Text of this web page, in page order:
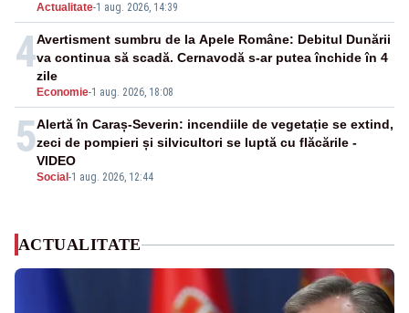
Actualitate-1 aug. 2026, 14:39
4
Economie-1 aug. 2026, 18:08
Avertisment sumbru de la Apele Române: Debitul Dunării
va continua să scadă. Cernavodă s-ar putea închide în 4
zile
5
Social -1 aug. 2026, 12:44
Alertă în Caraș-Severin: incendiile de vegetație se extind,
zeci de pompieri și silvicultori se luptă cu flăcările -
VIDEO
ACTUALITATE